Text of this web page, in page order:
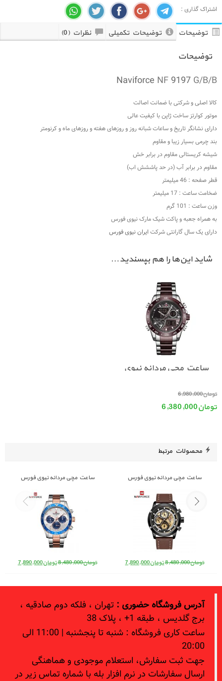
اشتراک گذاری :
توضیحات توضیحات تکمیلی نظرات (0)
توضیحات
Naviforce NF 9197 G/B/B
کالا اصلی و شرکتی با ضمانت اصالت
موتور کوارتز ساخت ژاپن با کیفیت عالی
دارای نشانگر تاریخ و ساعات شبانه روز و روزهای هفته و روزهای ماه و کرنومتر
بند چرمی بسیار زیبا و مقاوم
شیشه کریستالی مقاوم در برابر خش
مقاوم در برابر آب (در حد پاششش اب)
قطر صفحه : 46 میلیمتر
ضخامت ساعت : 17 میلیمتر
وزن ساعت : 101 گرم
به همراه جعبه و پاکت شیک مارک نیوی فورس
دارای یک سال گارانتی شرکت ایران نیوی فورس
شاید این‌ها را هم بپسندید…
ساعت مچی مردانه نیوی
تومان6,980,000قیمت اصلی: تومان6,980,000 بود.
تومان6,380,000
محصولات مرتبط
ساعت مچی مردانه نیوی فورس
تومان8,480,000قیمت اصلی: تومان8,480,000 بود.
تومان7,890,000قیمت فعلی: تومان7,890,000.
ساعت مچی مردانه نیوی فورس
تومان8,480,000قیمت اصلی: تومان8,480,000 بود.
تومان7,890,000قیمت
آدرس فروشگاه حضوری : تهران ، فلکه دوم صادقیه ،
برج گلدیس ، طبقه 1+ ، پلاک 38
ساعت کاری فروشگاه : شنبه تا پنجشنبه | 11:00 الی
20:00
جهت ثبت سفارش، استعلام موجودی و هماهنگی
ارسال سفارشات در نرم افزار بله با شماره تماس زیر در